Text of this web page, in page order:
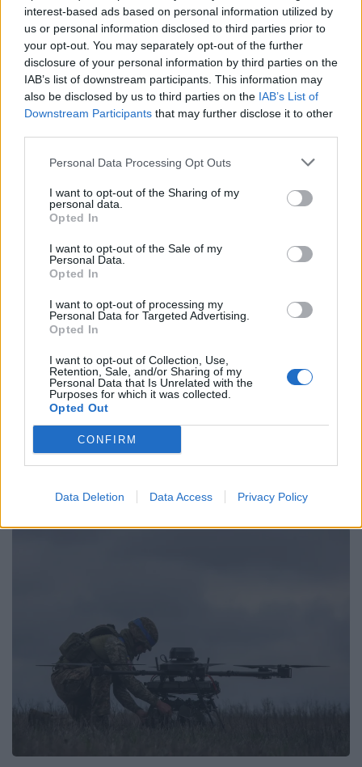
interest-based ads based on personal information utilized by
us or personal information disclosed to third parties prior to
your opt-out. You may separately opt-out of the further
disclosure of your personal information by third parties on the
IAB’s list of downstream participants. This information may
also be disclosed by us to third parties on the IAB’s List of
Downstream Participants that may further disclose it to other
Personal Data Processing Opt Outs
I want to opt-out of the Sharing of my
personal data.
Opted In
I want to opt-out of the Sale of my
Personal Data.
Opted In
I want to opt-out of processing my
Personal Data for Targeted Advertising.
Opted In
I want to opt-out of Collection, Use,
Retention, Sale, and/or Sharing of my
Personal Data that Is Unrelated with the
Purposes for which it was collected.
Opted Out
CONFIRM
Data Deletion Data Access Privacy Policy
Facebook Share on X
Email Copy Link
Tags: ΕΠΙΚΟΙΝΩΝΙΑ
ΟΥΚΡΑΝΙΑ ΠΟΥΤΙΝ
Σχετικά Άρθρα